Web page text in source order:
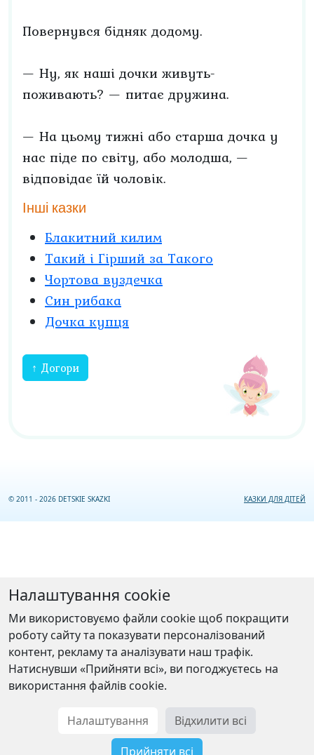
Повернувся бідняк додому.
— Ну, як наші дочки живуть-
поживають? — питає дружина.
— На цьому тижні або старша дочка у
нас піде по світу, або молодша, —
відповідає їй чоловік.
Інші казки
Блакитний килим
Такий і Гірший за Такого
Чортова вуздечка
Син рибака
Дочка купця
↑ Догори
© 2011 - 2026 DETSKIE SKAZKI КАЗКИ ДЛЯ ДІТЕЙ
Налаштування cookie
Ми використовуємо файли cookie щоб покращити
роботу сайту та показувати персоналізований
контент, рекламу та аналізувати наш трафік.
Натиснувши «Прийняти всі», ви погоджуєтесь на
використання файлів cookie.
Налаштування
Відхилити всі
Прийняти всі